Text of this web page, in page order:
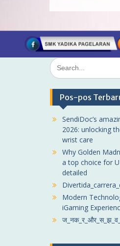
Search
for:
Pos-pos
SendiDoc’s
2026: unlocking
wrist care
Why Golden
a top choice for
detailed
Modern
iGaming